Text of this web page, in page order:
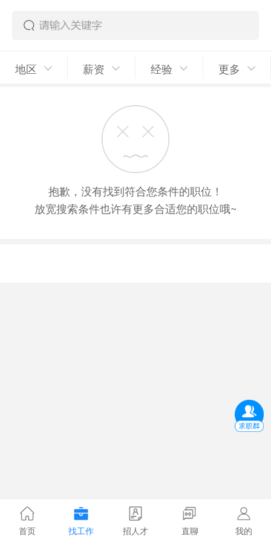
地区 薪资 经验 更多
抱歉，没有找到符合您条件的职位！
放宽搜索条件也许有更多合适您的职位哦~
首页 找工作 招人才 直聊 我的